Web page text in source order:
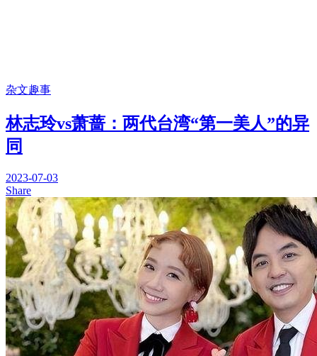
杂文趣事
林志玲vs萧蔷：两代台湾“第一美人”的异
同
2023-07-03
Share